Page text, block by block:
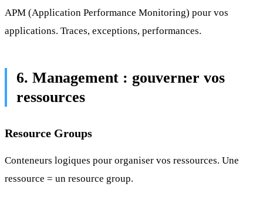
APM (Application Performance Monitoring) pour vos
applications. Traces, exceptions, performances.
6. Management : gouverner vos
ressources
Resource Groups
Conteneurs logiques pour organiser vos ressources. Une
ressource = un resource group.